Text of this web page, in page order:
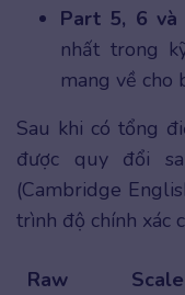
Part 5, 6 và
nhất trong
mang về cho
Sau khi có tổng
được quy đổi
(Cambridge
trình độ chính xác
Raw
Scale